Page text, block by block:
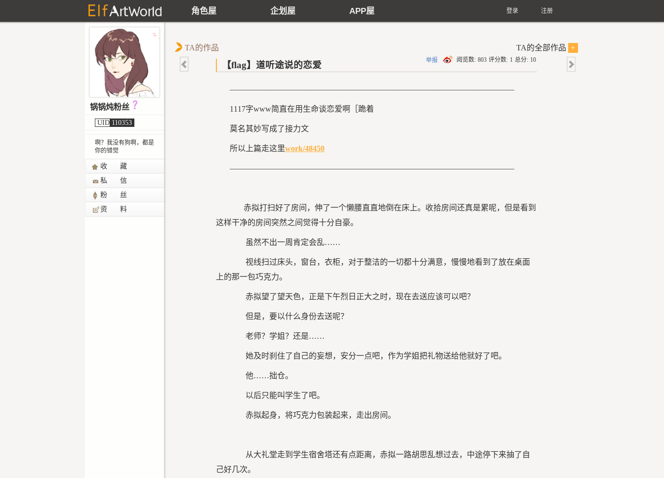
角色屋 企划屋 APP屋 注册
登录
锅锅炖粉丝
UID 110353
啊？我没有狗啊，都是
你的错觉
收 藏
私 信
粉 丝
资 料
TA的作品 TA的全部作品 +
【flag】道听途说的恋爱 阅览数: 803 评分数: 1 总分: 10
举报
————————————————————————————————————
1117字www简直在用生命谈恋爱啊［跪着
莫名其妙写成了接力文
所以上篇走这里work/48450
————————————————————————————————————
赤拟打扫好了房间，伸了一个懒腰直直地倒在床上。收拾房间还真是累呢，但是看到
这样干净的房间突然之间觉得十分自豪。
虽然不出一周肯定会乱……
视线扫过床头，窗台，衣柜，对于整洁的一切都十分满意，慢慢地看到了放在桌面
上的那一包巧克力。
赤拟望了望天色，正是下午烈日正大之时，现在去送应该可以吧？
但是，要以什么身份去送呢？
老师？学姐？还是……
她及时刹住了自己的妄想，安分一点吧，作为学姐把礼物送给他就好了吧。
他……拙仓。
以后只能叫学生了吧。
赤拟起身，将巧克力包装起来，走出房间。
从大礼堂走到学生宿舍塔还有点距离，赤拟一路胡思乱想过去，中途停下来抽了自
己好几次。